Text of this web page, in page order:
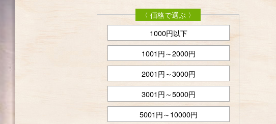
〈 価格で選ぶ 〉
1000円以下
1001円～2000円
2001円～3000円
3001円～5000円
5001円～10000円